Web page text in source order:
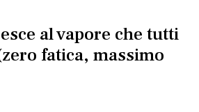
al vapore che tutti
fatica, massimo